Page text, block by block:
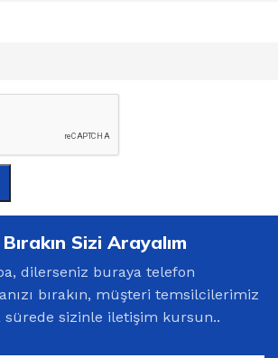
Sizi Arayalım
dilerseniz buraya telefon
bırakın, müşteri temsilcilerimiz
sürede sizinle iletişim kursun..